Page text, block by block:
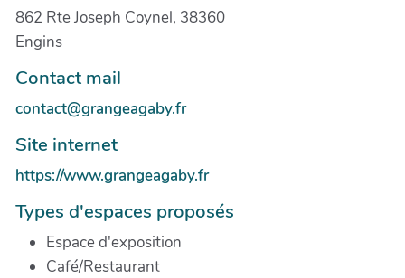
862 Rte Joseph Coynel, 38360
Engins
Contact mail
contact@grangeagaby.fr
Site internet
https://www.grangeagaby.fr
Types d'espaces proposés
Espace d'exposition
Café/Restaurant